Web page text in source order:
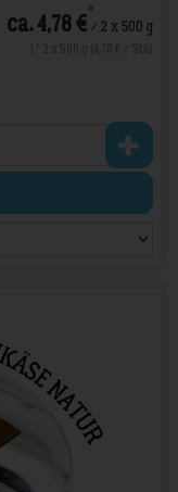
ca. 4,78 €*/ 2 x 500 g